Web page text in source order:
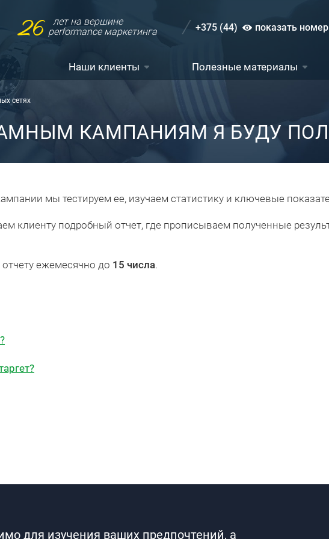
26
лет на вершине
performance маркетинга
+375 (44) показать номер
Наши клиенты Полезные материалы
сетях
КАМПАНИЯМ Я БУДУ
мы тестируем ее, изучаем статистику и ключевые
клиенту подробный отчет, где прописываем полученные
ежемесячно до 15 числа.
для изучения ваших предпочтений, а